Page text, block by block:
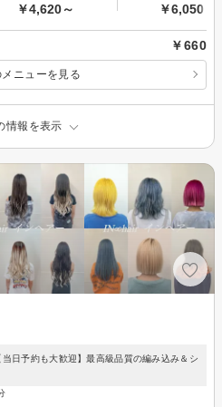
￥4,620～ ￥6,050～
￥660
ニューを見る
情報を表示
日予約も大歓迎】最高級品質の編み込み＆シ